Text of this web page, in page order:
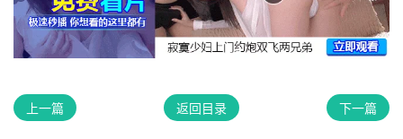
上一篇 返回目录 下一篇